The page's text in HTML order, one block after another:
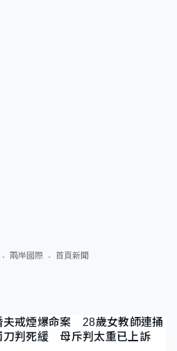
兩岸國際 首頁新聞
夫戒煙爆命案 28歲女教師連捅
刀判死緩 母斥判太重已上訴